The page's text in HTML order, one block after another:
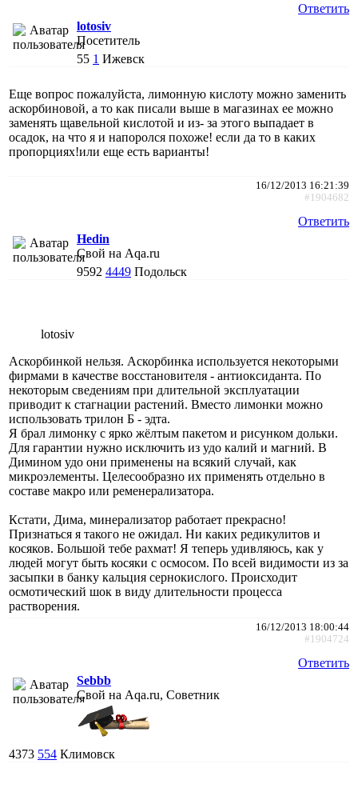
Ответить
lotosiv
Посетитель
55 1 Ижевск
Еще вопрос пожалуйста, лимонную кислоту можно заменить
аскорбиновой, а то как писали выше в магазинах ее можно
заменять щавельной кислотой и из- за этого выпадает в
осадок, на что я и напоролся похоже! если да то в каких
пропорциях!или еще есть варианты!
16/12/2013 16:21:39
#1904682
Ответить
Hedin
Свой на Aqa.ru
9592 4449 Подольск
lotosiv
Аскорбинкой нельзя. Аскорбинка используется некоторыми
фирмами в качестве восстановителя - антиоксиданта. По
некоторым сведениям при длительной эксплуатации
приводит к стагнации растений. Вместо лимонки можно
использовать трилон Б - эдта.
Я брал лимонку с ярко жёлтым пакетом и рисунком дольки.
Для гарантии нужно исключить из удо калий и магний. В
Димином удо они применены на всякий случай, как
микроэлементы. Целесообразно их применять отдельно в
составе макро или ременерализатора.
Кстати, Дима, минерализатор работает прекрасно!
Признаться я такого не ожидал. Ни каких редикулитов и
косяков. Большой тебе рахмат! Я теперь удивляюсь, как у
людей могут быть косяки с осмосом. По всей видимости из за
засыпки в банку кальция сернокислого. Происходит
осмотический шок в виду длительности процесса
растворения.
16/12/2013 18:00:44
#1904724
Ответить
Sebbb
Свой на Aqa.ru, Советник
4373 554 Климовск